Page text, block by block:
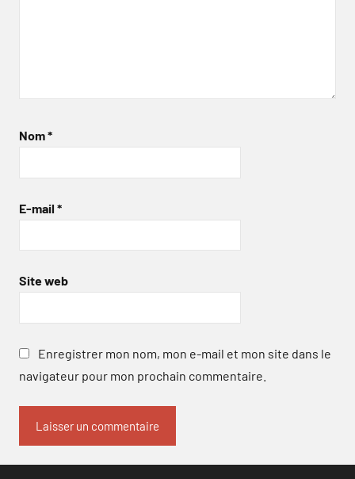
Nom*
E-mail *
Site web
Enregistrer mon nom, mon e-mail et mon site dans le
navigateur pour mon prochain commentaire.